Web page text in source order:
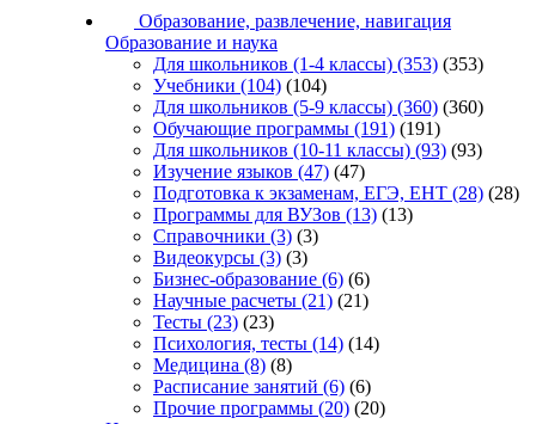
Образование, развлечение, навигация
Образование и наука
Для школьников (1-4 классы) (353) (353)
Учебники (104) (104)
Для школьников (5-9 классы) (360) (360)
Обучающие программы (191) (191)
Для школьников (10-11 классы) (93) (93)
Изучение языков (47) (47)
Подготовка к экзаменам, ЕГЭ, ЕНТ (28) (28)
Программы для ВУЗов (13) (13)
Справочники (3) (3)
Видеокурсы (3) (3)
Бизнес-образование (6) (6)
Научные расчеты (21) (21)
Тесты (23) (23)
Психология, тесты (14) (14)
Медицина (8) (8)
Расписание занятий (6) (6)
Прочие программы (20) (20)